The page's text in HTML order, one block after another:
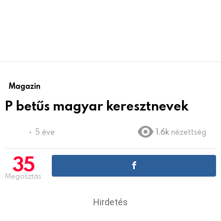
Magazin
P betűs magyar keresztnevek
5 éve 1.6k nézettség
35
Megosztás
Hirdetés